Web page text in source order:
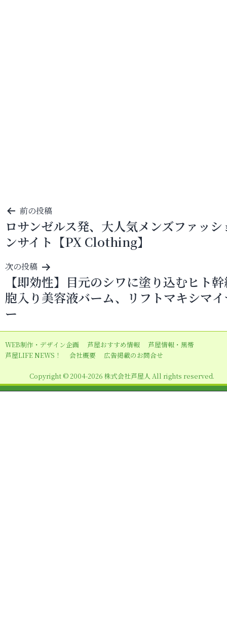
投
稿
ナ
ビ
ゲ
ー
シ
ョ
ン
前の投稿
ロサンゼルス発、大人気メンズファッシ
ンサイト【PX Clothing】
次の投稿
【即効性】目元のシワに塗り込むヒト
胞入り美容液バーム、リフトマキシマ
ー
WEB制作・デザイン企画 芦屋おすすめ情報
芦屋情報・黒帯
芦屋LIFE NEWS！
会社概要 広告掲載のお問合せ
Copyright © 2004-2026 株式会社芦屋人 All rights reserved.